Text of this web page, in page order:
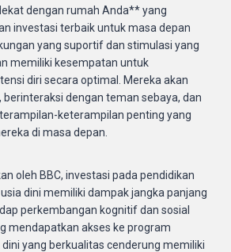
dengan rumah Anda** yang
investasi terbaik untuk masa depan
yang suportif dan stimulasi yang
memiliki kesempatan untuk
diri secara optimal. Mereka akan
berinteraksi dengan teman sebaya, dan
keterampilan penting yang
di masa depan.
oleh BBC, investasi pada pendidikan
dini memiliki dampak jangka panjang
perkembangan kognitif dan sosial
mendapatkan akses ke program
yang berkualitas cenderung memiliki